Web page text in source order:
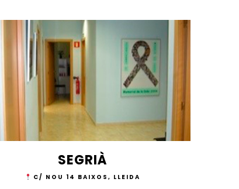
SEGRIÀ
C/ NOU 14 BAIXOS, LLEIDA